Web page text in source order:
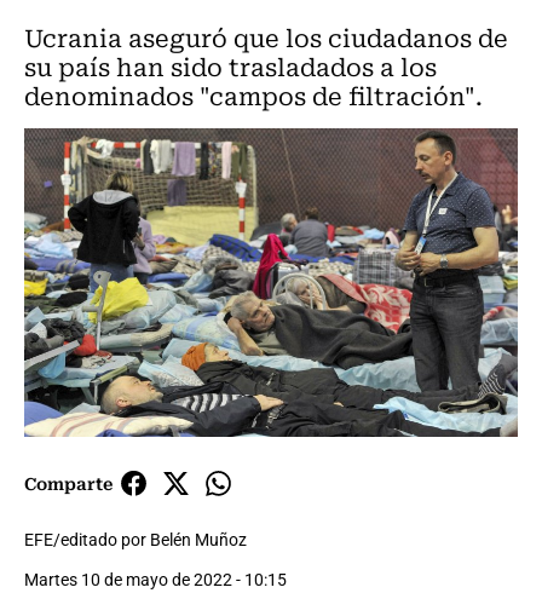
Ucrania aseguró que los ciudadanos de
su país han sido trasladados a los
denominados "campos de filtración".
Comparte
EFE/editado por Belén Muñoz
Martes 10 de mayo de 2022 - 10:15